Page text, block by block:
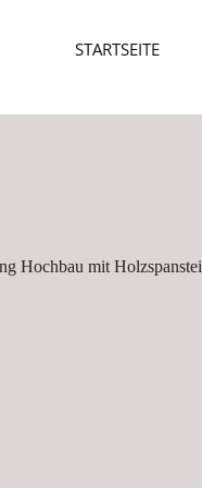
STARTSEITE